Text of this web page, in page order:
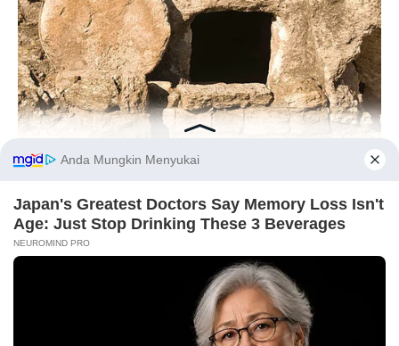
PRIVACY POLICY DISCLAIMER HUBUNGI KAMI IKLAN
Jesus' Tomb Is Opened And Scientists Make An Incredible
Discovery
Before You Go